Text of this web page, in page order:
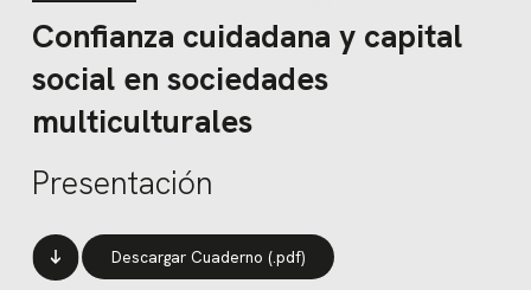
Confianza cuidadana y capital
social en sociedades
multiculturales
Presentación
Descargar Cuaderno (.pdf)